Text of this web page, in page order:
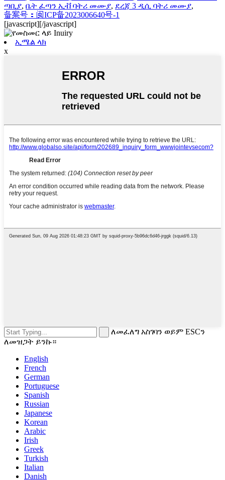
ጣቢያ, ቤት ፈጣን ኢቭ ባትሪ መሙያ, ደረጃ 3 ዲሲ ባትሪ መሙያ,
备案号：闽ICP备2023006640号-1
[javascript][/javascript]
ኢሜል ላክ
x
ለመፈለግ አስገባን ወይም ESCን
ለመዝጋት ይንኩ።
English
French
German
Portuguese
Spanish
Russian
Japanese
Korean
Arabic
Irish
Greek
Turkish
Italian
Danish